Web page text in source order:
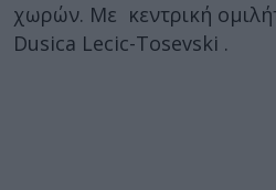
χωρών. Με κεντρική
Dusica Lecic-Tosevski .